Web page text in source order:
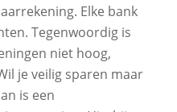
Elke bank
Tegenwoordig is
niet hoog,
je veilig sparen maar
is een